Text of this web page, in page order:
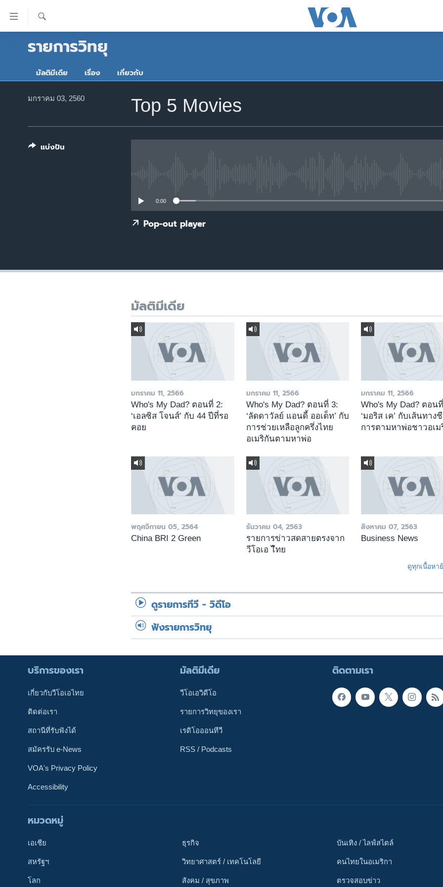
เนื้อหา
หน้าหลัก
เอเชีย
สหรัฐฯ
วิทยาศาสตร์
ติดตามเรา
รายการวิทยุ
มัลติมีเดีย เรื่อง เกี่ยวกับ
Top 5 Movies
มกราคม 03, 2560
0:00
Pop-out player
แบ่งปัน
มัลติมีเดีย
มกราคม 11, 2566
Who's My Dad? ตอนที่ 2:
‘เอลซิส โจนส์’ กับ 44 ปีที่รอ
คอย
มกราคม 11, 2566
Who's My Dad? ตอนที่ 3:
‘ลัดดาวัลย์ แอนดี้ ออเด็ท’ กับ
การช่วยเหลือลูกครึ่งไทย
อเมริกันตามหาพ่อ
มกราคม 11, 2566
Who's My Dad? ตอน
‘มอริส เค’ กับเส้นทาง
การตามหาพ่อชาวอเ
พฤศจิกายน 05, 2564
China BRI 2 Green
ธันวาคม 04, 2563
รายการข่าวสดสายตรงจาก
วีโอเอ ไืทย
สิงหาคม 07, 2563
Business News
ดูทุกเนื้อหา
ดูรายการทีวี - วิดีโอ
ฟังรายการวิทยุ
ติดตามเรา
บริการของเรา
เกี่ยวกับวีโอเอไทย
ติดต่อเรา
สถานีที่รับฟังได้
สมัครรับ e-News
VOA's Privacy Policy
Accessibility
มัลติมีเดีย
วีโอเอวิดีโอ
รายการวิทยุของเรา
เรดิโอออนทีวี
RSS / Podcasts
หมวดหมู่
เอเชีย
สหรัฐฯ
โลก
ธุรกิจ
วิทยาศาสตร์ / เทคโนโลยี
สังคม / สุขภาพ
บันเทิง / ไลฟ์สไตล์
คนไทยในอเมริกา
ตรวจสอบข่าว